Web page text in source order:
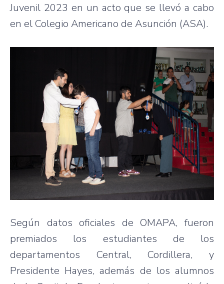
Juvenil 2023 en un acto que se llevó a cabo
en el Colegio Americano de Asunción (ASA).
Según datos oficiales de OMAPA, fueron
premiados los estudiantes de los
departamentos Central, Cordillera, y
Presidente Hayes, además de los alumnos